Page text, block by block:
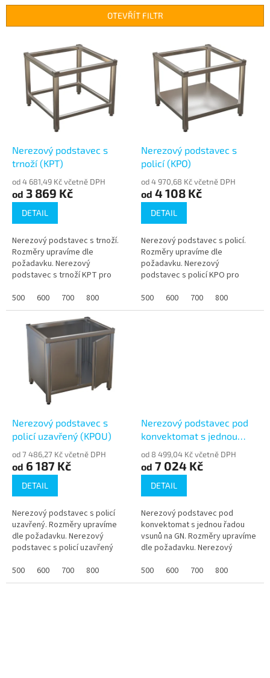
r
OTEVŘÍT FILTR
Nerezový podstavec s
trnoží (KPT)
od 4 681,49 Kč včetně DPH
od 3 869 Kč
DETAIL
Nerezový podstavec s trnoží.
Rozměry upravíme dle
požadavku. Nerezový
podstavec s trnoží KPT pro
otevřená konstrukce, výška 500
mm a možnost výroby...
500 600 700 800
Nerezový podstavec s
policí (KPO)
od 4 970,68 Kč včetně DPH
od 4 108 Kč
DETAIL
Nerezový podstavec s policí.
Rozměry upravíme dle
požadavku. Nerezový
podstavec s policí KPO pro
konstrukce, spodní úložná
police, výška 500 mm a...
500 600 700 800
Nerezový podstavec s
policí uzavřený (KPOU)
od 7 486,27 Kč včetně DPH
od 6 187 Kč
DETAIL
Nerezový podstavec s policí
uzavřený. Rozměry upravíme
dle požadavku. Nerezový
podstavec s policí uzavřený
Výška 500 mm, volba délky i
šířky, možnost...
500 600 700 800
Nerezový podstavec pod
konvektomat s jednou
řadou vsunů (KPKJ)
od 8 499,04 Kč včetně DPH
od 7 024 Kč
DETAIL
Nerezový podstavec pod
konvektomat s jednou řadou
vsunů na GN. Rozměry upravíme
dle požadavku. Nerezový
KPKJ s jednou řadou 6 vsunů
pro GN 1/1. Výška...
500 600 700 800